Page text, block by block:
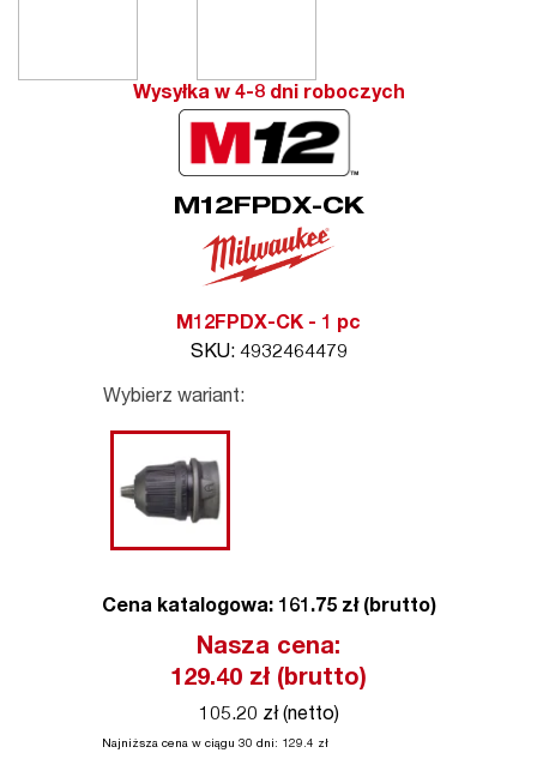
Wysyłka w 4-8 dni roboczych
M12FPDX-CK
M12FPDX-CK - 1 pc
SKU: 4932464479
Wybierz wariant:
Cena katalogowa: 161.75 zł (brutto)
Nasza cena:
129.40 zł (brutto)
105.20 zł (netto)
Najniższa cena w ciągu 30 dni: 129.4 zł